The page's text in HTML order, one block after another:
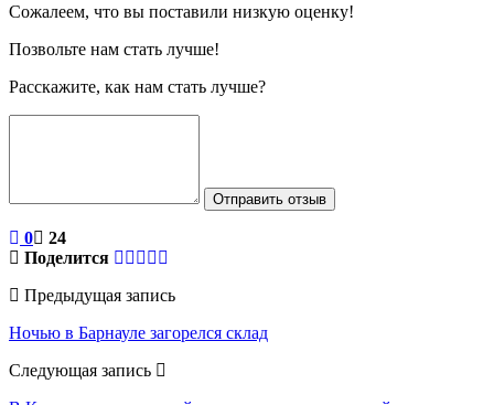
Сожалеем, что вы поставили низкую оценку!
Позвольте нам стать лучше!
Расскажите, как нам стать лучше?
Отправить отзыв
0
24
Поделится
Предыдущая запись
Ночью в Барнауле загорелся склад
Следующая запись